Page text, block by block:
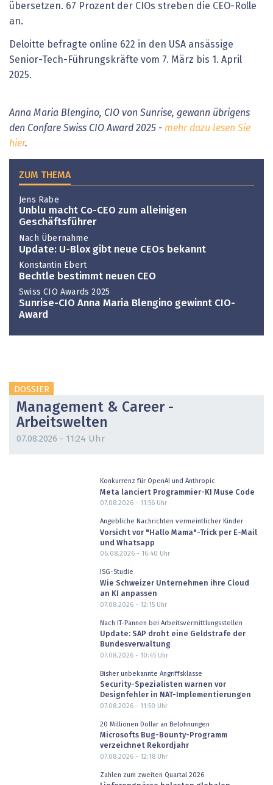
übersetzen. 67 Prozent der CIOs streben die CEO-Rolle
an.
Deloitte befragte online 622 in den USA ansässige
Senior-Tech-Führungskräfte vom 7. März bis 1. April
2025.
Anna Maria Blengino, CIO von Sunrise, gewann übrigens
den Confare Swiss CIO Award 2025 - mehr dazu lesen Sie
hier.
ZUM THEMA
Jens Rabe
Unblu macht Co-CEO zum alleinigen
Geschäftsführer
Nach Übernahme
Update: U-Blox gibt neue CEOs bekannt
Konstantin Ebert
Bechtle bestimmt neuen CEO
Swiss CIO Awards 2025
Sunrise-CIO Anna Maria Blengino gewinnt CIO-
Award
DOSSIER
Management & Career -
Arbeitswelten
07.08.2026 - 11:24 Uhr
Konkurrenz für OpenAI und Anthropic
Meta lanciert Programmier-KI Muse Code
07.08.2026 - 11:56Uhr
Angebliche Nachrichten vermeintlicher Kinder
Vorsicht vor "Hallo Mama"-Trick per E-Mail
und Whatsapp
06.08.2026 - 16:40 Uhr
ISG-Studie
Wie Schweizer Unternehmen ihre Cloud
an KI anpassen
07.08.2026 - 12:15Uhr
Nach IT-Pannen bei Arbeitsvermittlungsstellen
Update: SAP droht eine Geldstrafe der
Bundesverwaltung
07.08.2026 - 10:45Uhr
Bisher unbekannte Angriffsklasse
Security-Spezialisten warnen vor
Designfehler in NAT-Implementierungen
07.08.2026 - 11:50 Uhr
20 Millionen Dollar an Belohnungen
Microsofts Bug-Bounty-Programm
verzeichnet Rekordjahr
07.08.2026 - 12:18Uhr
Zahlen zum zweiten Quartal 2026